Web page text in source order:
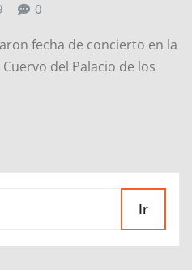
0
fecha de concierto en la
del Palacio de los
Ir